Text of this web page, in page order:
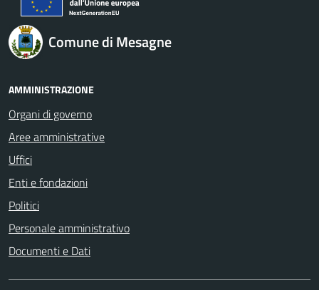
Comune di Mesagne
AMMINISTRAZIONE
Organi di governo
Aree amministrative
Uffici
Enti e fondazioni
Politici
Personale amministrativo
Documenti e Dati